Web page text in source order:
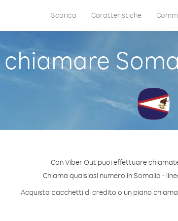
Scarica Caratteristiche
chiamare
Con Viber Out puoi effettuare
Chiama qualsiasi numero in Somalia -
Acquista pacchetti di credito o un piano